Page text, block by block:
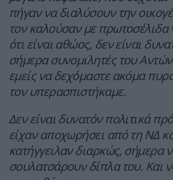
πήγαν να διαλύσουν την
τον καλούσαν με πρωτοσέλιδα
ότι είναι αθώος, δεν είναι
σήμερα συνομιλητές του
εμείς να δεχόμαστε ακόμα
τον υπερασπιστήκαμε.
Δεν είναι δυνατόν πολιτικά
είχαν αποχωρήσει από τη ΝΔ
κατήγγειλαν διαρκώς, σήμερα
σουλατσάρουν δίπλα του. Και